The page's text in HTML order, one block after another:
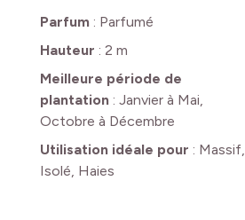
Parfum: Parfumé
Hauteur : 2 m
Meilleure période de
plantation: Janvier à Mai,
Octobre à Décembre
Utilisation idéale pour : Massif,
Isolé, Haies